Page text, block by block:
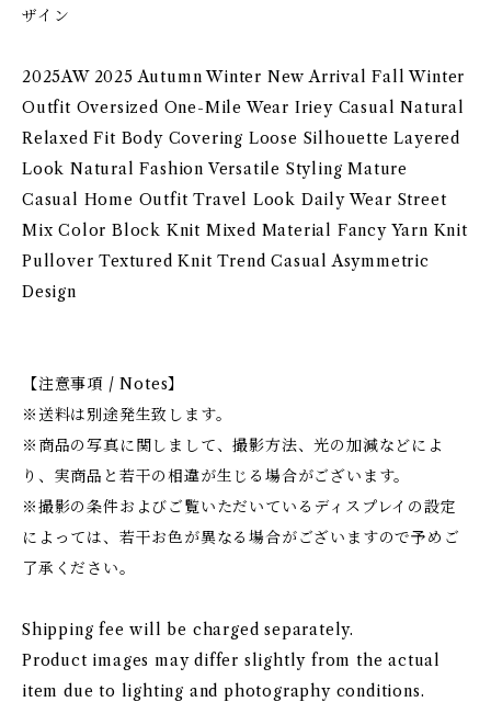
ザイン
2025AW 2025 Autumn Winter New Arrival Fall Winter
Outfit Oversized One-Mile Wear Iriey Casual Natural
Relaxed Fit Body Covering Loose Silhouette Layered
Look Natural Fashion Versatile Styling Mature
Casual Home Outfit Travel Look Daily Wear Street
Mix Color Block Knit Mixed Material Fancy Yarn Knit
Pullover Textured Knit Trend Casual Asymmetric
Design
【注意事項 / Notes】
※送料は別途発生致します。
※商品の写真に関しまして、撮影方法、光の加減などによ
り、実商品と若干の相違が生じる場合がございます。
※撮影の条件およびご覧いただいているディスプレイの設定
によっては、若干お色が異なる場合がございますので予めご
了承ください。
Shipping fee will be charged separately.
Product images may differ slightly from the actual
item due to lighting and photography conditions.